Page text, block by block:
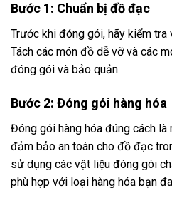
Bước 1: Chuẩn bị đồ đạc
Trước khi đóng gói, hãy kiểm
Tách các món đồ dễ vỡ và các
đóng gói và bảo quản.
Bước 2: Đóng gói hàng hóa
Đóng gói hàng hóa đúng cách
đảm bảo an toàn cho đồ đạc
sử dụng các vật liệu đóng gói
phù hợp với loại hàng hóa bạn